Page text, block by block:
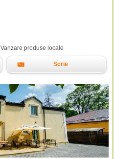
produse locale
Scrie